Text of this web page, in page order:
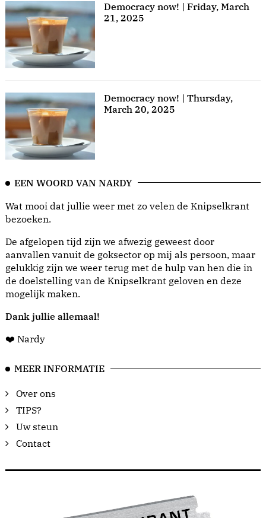
Democracy now! | Friday, March
21, 2025
Democracy now! | Thursday,
March 20, 2025
EEN WOORD VAN NARDY
Wat mooi dat jullie weer met zo velen de Knipselkrant
bezoeken.
De afgelopen tijd zijn we afwezig geweest door
aanvallen vanuit de goksector op mij als persoon, maar
gelukkig zijn we weer terug met de hulp van hen die in
de doelstelling van de Knipselkrant geloven en deze
mogelijk maken.
Dank jullie allemaal!
❤️ Nardy
MEER INFORMATIE
Over ons
TIPS?
Uw steun
Contact